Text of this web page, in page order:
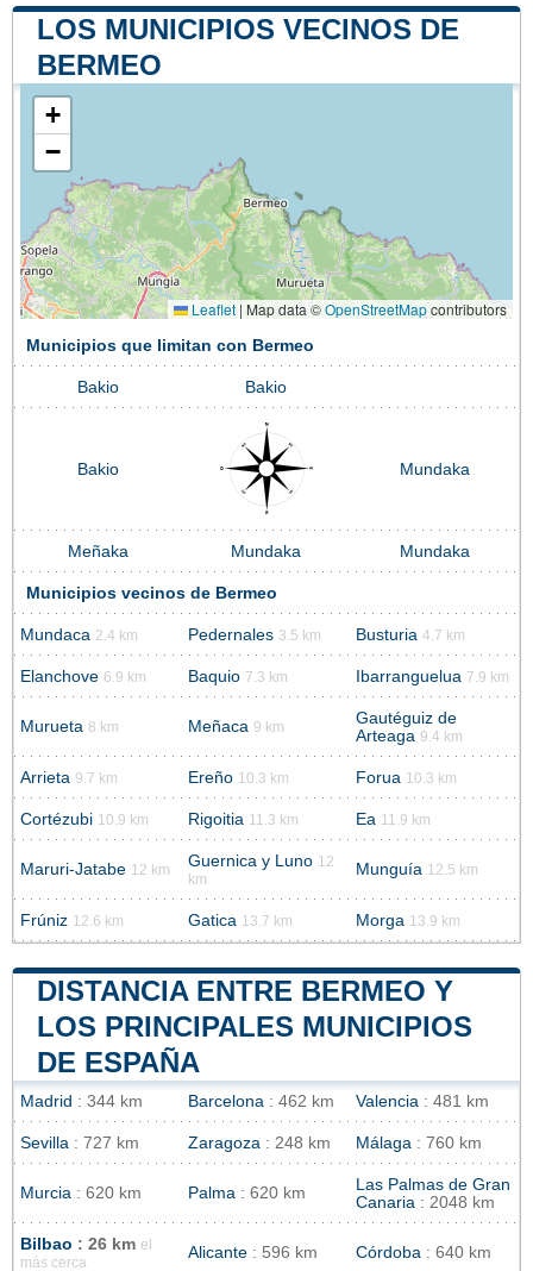
LOS MUNICIPIOS VECINOS DE
BERMEO
+
−
Leaflet | Map data ©OpenStreetMapcontributors
Municipios que limitan con Bermeo
Bakio Bakio
Bakio Mundaka
Meñaka Mundaka Mundaka
Municipios vecinos de Bermeo
Mundaca 2.4 km Pedernales 3.5 km Busturia 4.7 km
Elanchove 6.9 km Baquio 7.3 km Ibarranguelua 7.9 km
Murueta 8 km Meñaca 9 km
Gautéguiz de
Arteaga 9.4 km
Arrieta 9.7 km Ereño 10.3 km Forua 10.3 km
Cortézubi 10.9 km Rigoitia 11.3 km Ea 11.9 km
Maruri-Jatabe 12 km Guernica y Luno 12
km
Munguía 12.5 km
Frúniz 12.6 km Gatica 13.7 km Morga 13.9 km
DISTANCIA ENTRE BERMEO Y
LOS PRINCIPALES MUNICIPIOS
DE ESPAÑA
Madrid : 344 km Barcelona : 462 km Valencia : 481 km
Sevilla : 727 km Zaragoza : 248 km Málaga : 760 km
Murcia : 620 km Palma : 620 km
Las Palmas de Gran
Canaria : 2048 km
Bilbao : 26 km el
más cerca
Alicante : 596 km Córdoba : 640 km